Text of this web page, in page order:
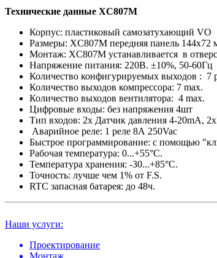
Технические данные XС807М
Корпус: пластиковый самозатухающий VO
Размеры: XС807М передняя панель 144x72
Монтаж: XС807М устанавливается в
Напряжение питания: 220В. ±10%, 50-60Гц
Количество конфигурируемых выходов : 7
Количество выходов компрессора: 7 max.
Количество выходов вентилятора: 4 max.
Цифровые входы: без напряжения 4шт
Тип входов: 2х Датчик давления 4-20mA,
Аварийное реле: 1 реле 8А 250Vac
Быстрое программирование: c помощью
Рабочая температура: 0...+55°C.
Температура хранения: -30...+85°C.
Точность: лучше чем 1% от F.S.
RTC запасная батарея: до 48ч.
Наши услуги:
Проектирование
Монтаж